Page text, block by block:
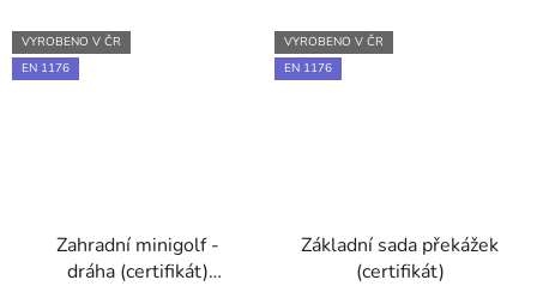
VYROBENO V ČR
EN 1176
Zahradní minigolf -
dráha (certifikát)
VYROBENO V ČR
EN 1176
Základní sada překážek
(certifikát)